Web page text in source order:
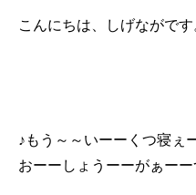
こんにちは、しげながです
♪もう～～いーーくつ寝ぇ
おーーしょうーーがぁー